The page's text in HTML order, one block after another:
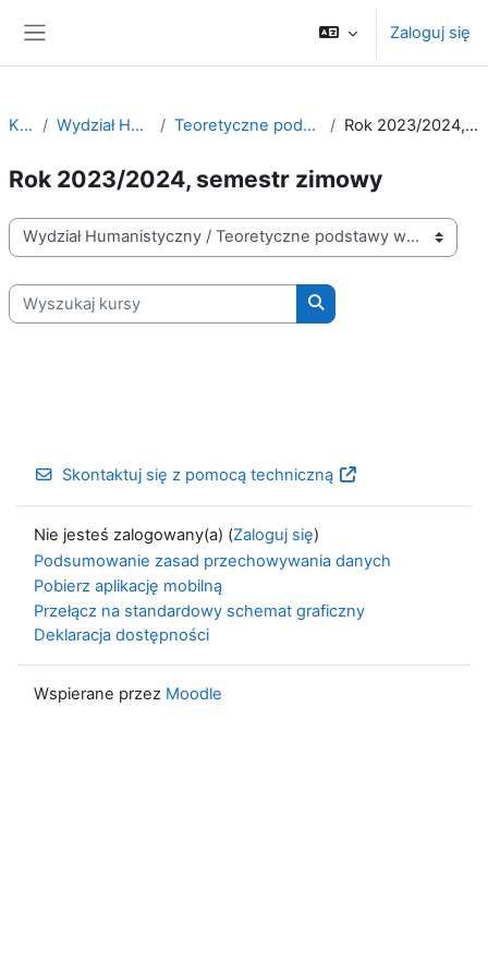
Zaloguj się
Kursy Wydział Humanistyczny Teoretyczne podstawy wychowania Rok 2023/2024, semestr zimowy
Rok 2023/2024, semestr zimowy
Kategorie kursów
Wyszukaj kursy
Wyszukaj kursy
Skontaktuj się z pomocą techniczną
Nie jesteś zalogowany(a) (Zaloguj się)
Podsumowanie zasad przechowywania danych
Pobierz aplikację mobilną
Przełącz na standardowy schemat graficzny
Deklaracja dostępności
Wspierane przez Moodle